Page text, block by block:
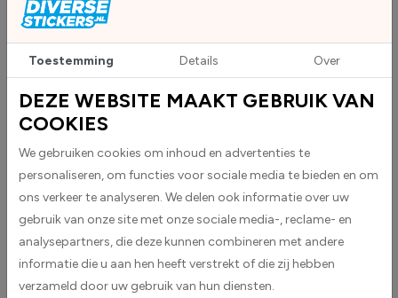
Zakelijk betaling op factuur mogelijk
Uv-bestendig & weersbestendigheid
High-tack folie met maximale grip
Custom sticker maken? Upload eigen bestand
BESCHRIJVING
Vuur, open vlam en roken verboden stickers worden geleverd als
rechthoekige stickers.Het verbodsteken is altijd cirkelvormig en heeft
Toestemming Details Over
DEZE WEBSITE MAAKT GEBRUIK VAN
COOKIES
We gebruiken cookies om inhoud en advertenties te
personaliseren, om functies voor sociale media te bieden en om
ons verkeer te analyseren. We delen ook informatie over uw
gebruik van onze site met onze sociale media-, reclame- en
analysepartners, die deze kunnen combineren met andere
informatie die u aan hen heeft verstrekt of die zij hebben
verzameld door uw gebruik van hun diensten.